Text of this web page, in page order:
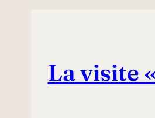
La visite